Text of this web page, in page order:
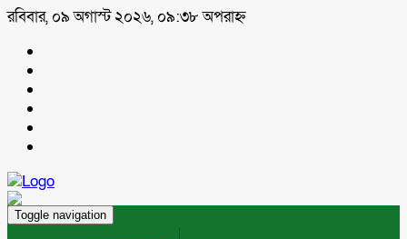
রবিবার, ০৯ অগাস্ট ২০২৬, ০৯:৩৮ অপরাহ্ন
Toggle navigation